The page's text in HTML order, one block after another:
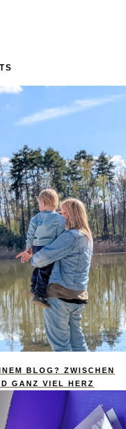
BLOG? ZWISCHEN
GANZ VIEL HERZ